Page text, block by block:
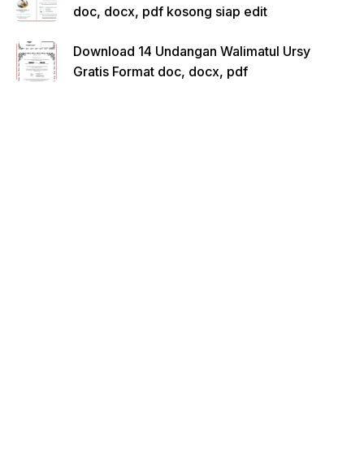
doc, docx, pdf kosong siap edit
Download 14 Undangan Walimatul Ursy
Gratis Format doc, docx, pdf